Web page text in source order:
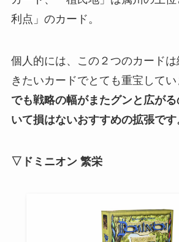
利点」のカード。
個人的には、この２つのカード
きたいカードでとても重宝してい
でも戦略の幅がまたグンと広が
いて損はないおすすめの拡張です
▽ドミニオン 繁栄